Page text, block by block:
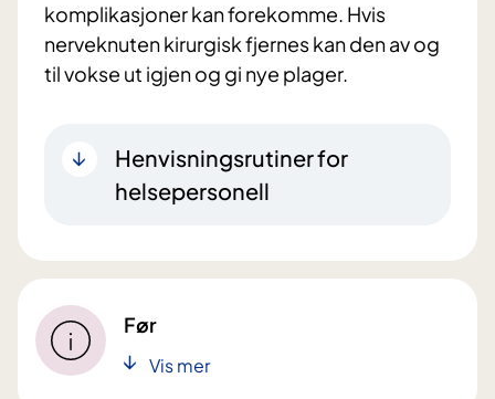
komplikasjoner kan forekomme. Hvis
nerveknuten kirurgisk fjernes kan den av og
til vokse ut igjen og gi nye plager.
Henvisningsrutiner for
helsepersonell
Før
Vis mer